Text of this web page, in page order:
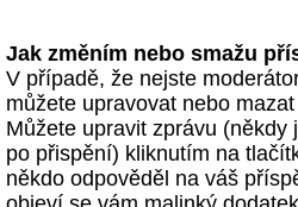
Jak změním nebo smažu
V případě, že nejste
můžete upravovat nebo
Můžete upravit zprávu (někdy
po přispění) kliknutím na
někdo odpověděl na váš